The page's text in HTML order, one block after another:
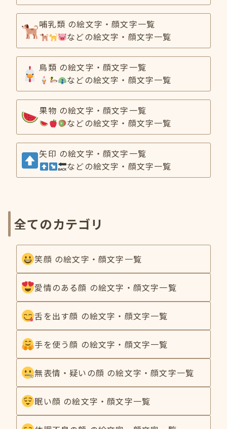
哺乳類 の絵文字・顔文字一覧
などの絵文字・顔文字一覧
鳥類 の絵文字・顔文字一覧
などの絵文字・顔文字一覧
果物 の絵文字・顔文字一覧
などの絵文字・顔文字一覧
矢印 の絵文字・顔文字一覧
などの絵文字・顔文字一覧
全てのカテゴリ
笑顔 の絵文字・顔文字一覧
愛情のある顔 の絵文字・顔文字一覧
舌を出す顔 の絵文字・顔文字一覧
手を使う顔 の絵文字・顔文字一覧
無表情・疑いの顔 の絵文字・顔文字一覧
眠い顔 の絵文字・顔文字一覧